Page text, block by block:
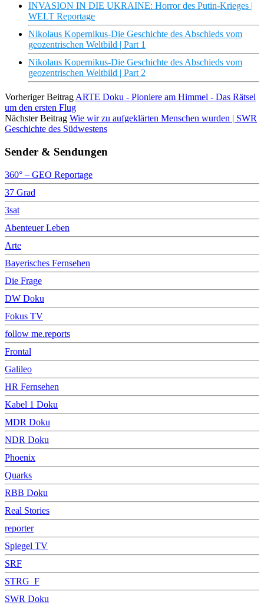
INVASION IN DIE UKRAINE: Horror des Putin-Krieges |
WELT Reportage
Nikolaus Kopernikus-Die Geschichte des Abschieds vom
geozentrischen Weltbild | Part 1
Nikolaus Kopernikus-Die Geschichte des Abschieds vom
geozentrischen Weltbild | Part 2
Vorheriger Beitrag ARTE Doku - Pioniere am Himmel - Das Rätsel
um den ersten Flug
Nächster Beitrag Wie wir zu aufgeklärten Menschen wurden | SWR
Geschichte des Südwestens
Sender & Sendungen
360° – GEO Reportage
37 Grad
3sat
Abenteuer Leben
Arte
Bayerisches Fernsehen
Die Frage
DW Doku
Fokus TV
follow me.reports
Frontal
Galileo
HR Fernsehen
Kabel 1 Doku
MDR Doku
NDR Doku
Phoenix
Quarks
RBB Doku
Real Stories
reporter
Spiegel TV
SRF
STRG_F
SWR Doku